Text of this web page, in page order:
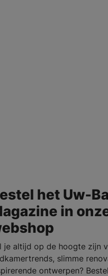
het Uw-
in
je altijd op de hoogte zijn
slimme
ontwerpen?